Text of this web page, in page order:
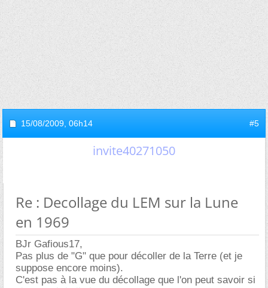
15/08/2009, 06h14 #5
invite40271050
Re : Decollage du LEM sur la Lune
en 1969
BJr Gafious17,
Pas plus de "G" que pour décoller de la Terre (et je
suppose encore moins).
C'est pas à la vue du décollage que l'on peut savoir si